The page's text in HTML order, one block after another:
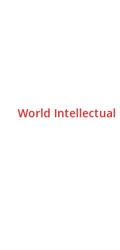
World Intellectual